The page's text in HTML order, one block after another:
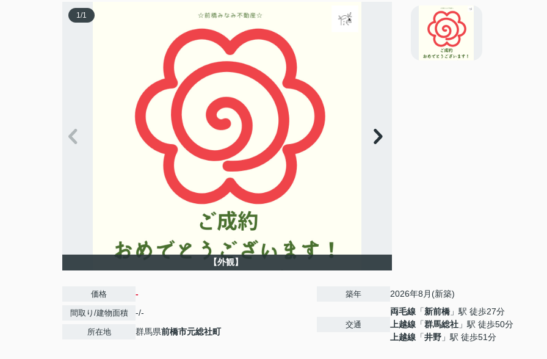
1/1
【外観】
価格 -
間取り/建物面積 -/-
所在地 群馬県前橋市元総社町
築年 2026年8月(新築)
交通
両毛線 「新前橋 」駅 徒歩27分
上越線 「群馬総社 」駅 徒歩50分
上越線 「井野 」駅 徒歩51分